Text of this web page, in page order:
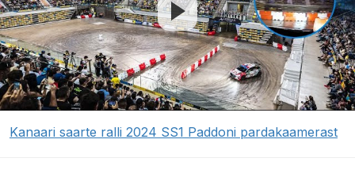
Kanaari saarte ralli 2024 SS1 Paddoni pardakaamerast